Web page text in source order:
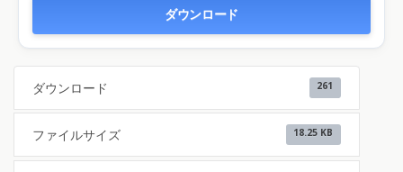
ダウンロード
ダウンロード 261
ファイルサイズ 18.25 KB